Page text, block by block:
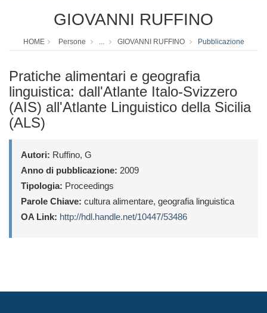
GIOVANNI RUFFINO
HOME Persone ... GIOVANNI RUFFINO Pubblicazione
Pratiche alimentari e geografia
linguistica: dall'Atlante Italo-Svizzero
(AIS) all'Atlante Linguistico della Sicilia
(ALS)
Autori: Ruffino, G
Anno di pubblicazione: 2009
Tipologia: Proceedings
Parole Chiave: cultura alimentare, geografia linguistica
OA Link: http://hdl.handle.net/10447/53486